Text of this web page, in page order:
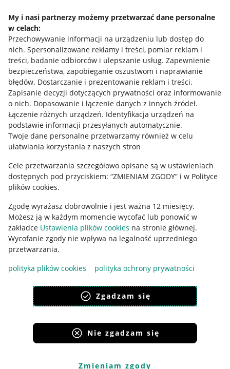
My i nasi partnerzy możemy przetwarzać dane personalne
w celach:
Przechowywanie informacji na urządzeniu lub dostęp do
nich. Spersonalizowane reklamy i treści, pomiar reklam i
treści, badanie odbiorców i ulepszanie usług. Zapewnienie
bezpieczeństwa, zapobieganie oszustwom i naprawianie
błędów. Dostarczanie i prezentowanie reklam i treści.
Zapisanie decyzji dotyczących prywatności oraz informowanie
o nich. Dopasowanie i łączenie danych z innych źródeł.
Łączenie różnych urządzeń. Identyfikacja urządzeń na
podstawie informacji przesyłanych automatycznie.
Twoje dane personalne przetwarzamy również w celu
ułatwiania korzystania z naszych stron
Cele przetwarzania szczegółowo opisane są w ustawieniach
dostępnych pod przyciskiem: “ZMIENIAM ZGODY” i w Polityce
plików cookies.
Zgodę wyrażasz dobrowolnie i jest ważna 12 miesięcy.
Możesz ją w każdym momencie wycofać lub ponowić w
zakładce Ustawienia plików cookies na stronie głównej.
Wycofanie zgody nie wpływa na legalność uprzedniego
przetwarzania.
polityka plików cookies
polityka ochrony prywatności
Zgadzam się
Nie zgadzam się
Zmieniam zgody
Allegro Gadane dla sprzedających
Allegro Gadane dla kupujących
Mapa miejscowości
Informacje prawne
Regulamin
Polityka plików "cookies"
Ustawienia plików "cookies"
Udostępnianie lokalizacji
Informacje dla Aktu o Usługach Cyfrowych
Pobierz aplikację
Korzystanie z serwisu oznacza akceptacjęregulaminu